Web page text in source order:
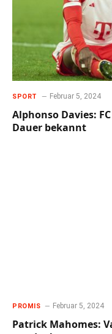
SPORT Februar 5, 2024
Alphonso Davies:
Dauer bekannt
PROMIS Februar 5, 2024
Patrick Mahomes: